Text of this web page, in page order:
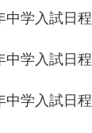
中学入試日程
中学入試日程
中学入試日程